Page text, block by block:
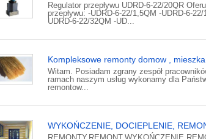
Regulator przepływu UDRD-6-22/20QR
przepływu: -UDRD-6-22/1,5QM -UDRD-6-
UDRD-6-22/32QM -UD...
Kompleksowe remonty domow ,
Witam. Posiadam zgrany zespół
ramach naszym usług wykonamy dla
remontow...
WYKOŃCZENIE, DOCIEPLENIE,